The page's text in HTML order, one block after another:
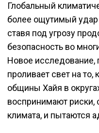
Глобальный
более ощутимый удар
ставя под угрозу
безопасность во
Новое исследование,
проливает свет на
общины Хайя в
воспринимают
климата, и пытаются